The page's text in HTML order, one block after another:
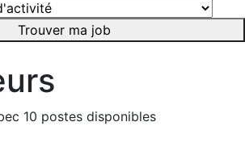
Trouver ma job
10 postes disponibles